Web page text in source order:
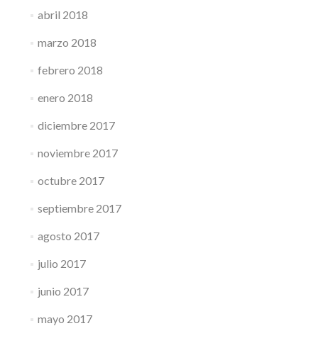
abril 2018
marzo 2018
febrero 2018
enero 2018
diciembre 2017
noviembre 2017
octubre 2017
septiembre 2017
agosto 2017
julio 2017
junio 2017
mayo 2017